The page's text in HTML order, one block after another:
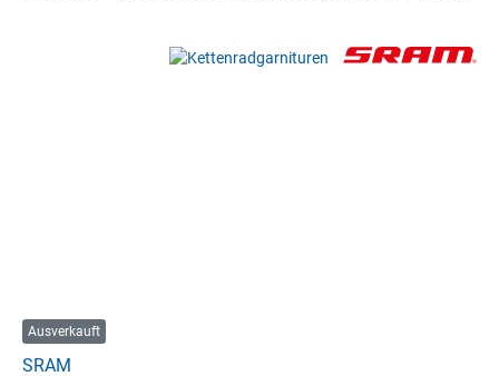
Bildergalerie überspringen
Ausverkauft
SRAM